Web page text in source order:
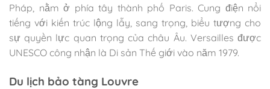
Pháp, nằm ở phía tây thành phố Paris. Cung điện nổi
tiếng với kiến trúc lộng lẫy, sang trọng, biểu tượng cho
sự quyền lực quan trọng của châu Âu. Versailles được
UNESCO công nhận là Di sản Thế giới vào năm 1979.
Du lịch bảo tàng Louvre